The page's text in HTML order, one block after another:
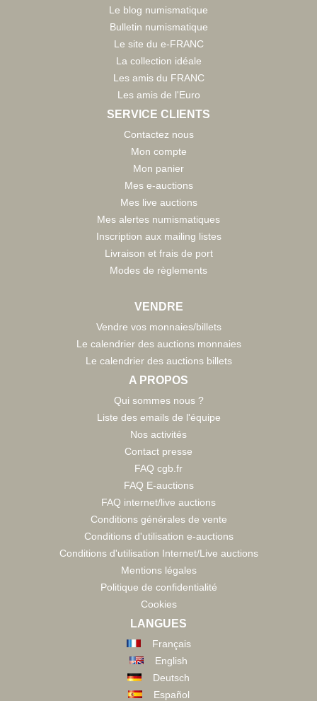
Le blog numismatique
Bulletin numismatique
Le site du e-FRANC
La collection idéale
Les amis du FRANC
Les amis de l'Euro
SERVICE CLIENTS
Contactez nous
Mon compte
Mon panier
Mes e-auctions
Mes live auctions
Mes alertes numismatiques
Inscription aux mailing listes
Livraison et frais de port
Modes de règlements
VENDRE
Vendre vos monnaies/billets
Le calendrier des auctions monnaies
Le calendrier des auctions billets
A PROPOS
Qui sommes nous ?
Liste des emails de l'équipe
Nos activités
Contact presse
FAQ cgb.fr
FAQ E-auctions
FAQ internet/live auctions
Conditions générales de vente
Conditions d'utilisation e-auctions
Conditions d'utilisation Internet/Live auctions
Mentions légales
Politique de confidentialité
Cookies
LANGUES
Français
English
Deutsch
Español